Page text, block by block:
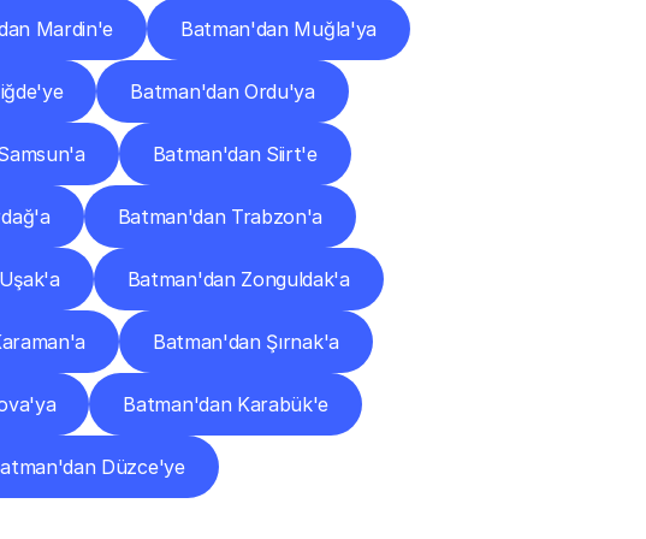
Mardin'e Batman'dan Muğla'ya
Batman'dan Ordu'ya
Batman'dan Siirt'e
Batman'dan Trabzon'a
Batman'dan Zonguldak'a
Batman'dan Şırnak'a
Batman'dan Karabük'e
Düzce'ye